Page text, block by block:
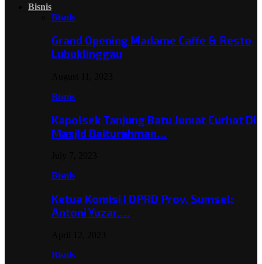
Bisnis
Bisnis
Grand Opening Madame Caffe & Resto
Lubuklinggau
Bisnis
Kapolsek Tanjung Batu Jumat Curhat Di
Masjid Baiturahman…
Bisnis
Ketua Komisi I DPRD Prov. Sumsel;
Antoni Yuzar,…
Bisnis